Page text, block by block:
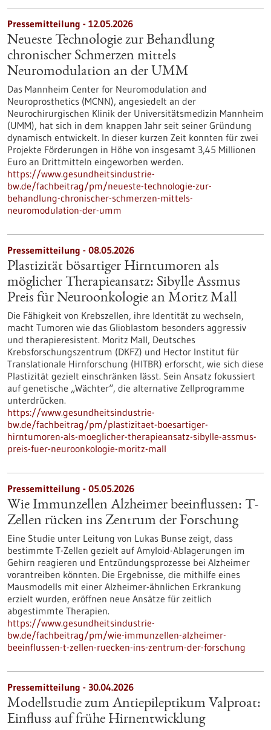
Pressemitteilung - 12.05.2026
Neueste Technologie zur Behandlung
chronischer Schmerzen mittels
Neuromodulation an der UMM
Das Mannheim Center for Neuromodulation and
Neuroprosthetics (MCNN), angesiedelt an der
Neurochirurgischen Klinik der Universitätsmedizin Mannheim
(UMM), hat sich in dem knappen Jahr seit seiner Gründung
dynamisch entwickelt. In dieser kurzen Zeit konnten für zwei
Projekte Förderungen in Höhe von insgesamt 3,45 Millionen
Euro an Drittmitteln eingeworben werden.
https://www.gesundheitsindustrie-
bw.de/fachbeitrag/pm/neueste-technologie-zur-
behandlung-chronischer-schmerzen-mittels-
neuromodulation-der-umm
Pressemitteilung - 08.05.2026
Plastizität bösartiger Hirntumoren als
möglicher Therapieansatz: Sibylle Assmus
Preis für Neuroonkologie an Moritz Mall
Die Fähigkeit von Krebszellen, ihre Identität zu wechseln,
macht Tumoren wie das Glioblastom besonders aggressiv
und therapieresistent. Moritz Mall, Deutsches
Krebsforschungszentrum (DKFZ) und Hector Institut für
Translationale Hirnforschung (HITBR) erforscht, wie sich diese
Plastizität gezielt einschränken lässt. Sein Ansatz fokussiert
auf genetische „Wächter“, die alternative Zellprogramme
unterdrücken.
https://www.gesundheitsindustrie-
bw.de/fachbeitrag/pm/plastizitaet-boesartiger-
hirntumoren-als-moeglicher-therapieansatz-sibylle-assmus-
preis-fuer-neuroonkologie-moritz-mall
Pressemitteilung - 05.05.2026
Wie Immunzellen Alzheimer beeinflussen: T-
Zellen rücken ins Zentrum der Forschung
Eine Studie unter Leitung von Lukas Bunse zeigt, dass
bestimmte T-Zellen gezielt auf Amyloid-Ablagerungen im
Gehirn reagieren und Entzündungsprozesse bei Alzheimer
vorantreiben könnten. Die Ergebnisse, die mithilfe eines
Mausmodells mit einer Alzheimer-ähnlichen Erkrankung
erzielt wurden, eröffnen neue Ansätze für zeitlich
abgestimmte Therapien.
https://www.gesundheitsindustrie-
bw.de/fachbeitrag/pm/wie-immunzellen-alzheimer-
beeinflussen-t-zellen-ruecken-ins-zentrum-der-forschung
Pressemitteilung - 30.04.2026
Modellstudie zum Antiepileptikum Valproat:
Einfluss auf frühe Hirnentwicklung